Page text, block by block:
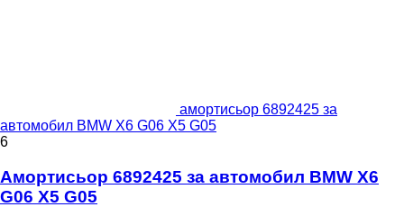
амортисьор 6892425 за
автомобил BMW X6 G06 X5 G05
6
Амортисьор 6892425 за автомобил BMW X6
G06 X5 G05